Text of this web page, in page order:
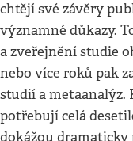
chtějí své závěry
významné důkazy.
a zveřejnění studie
nebo více roků pak
studií a metaanalýz.
potřebují celá
dokážou